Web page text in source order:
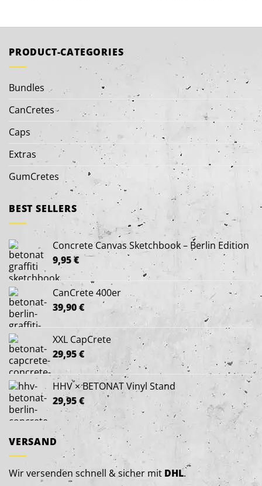
PRODUCT-CATEGORIES
Bundles
CanCretes
Caps
Extras
GumCretes
BEST SELLERS
Concrete Canvas Sketchbook – Berlin Edition
9,95€
CanCrete 400er
39,90€
XXL CapCrete
29,95€
HHV × BETONAT Vinyl Stand
29,95€
VERSAND
Wir versenden schnell & sicher mitDHL.